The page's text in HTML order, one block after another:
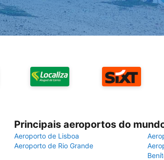
Principais aeroportos do
Aeroporto de Lisboa
Aeroporto de Rio Grande